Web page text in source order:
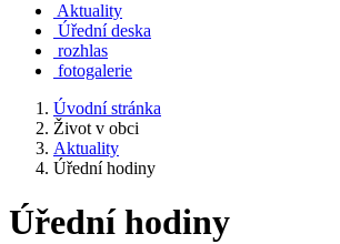
Aktuality
Úřední deska
rozhlas
fotogalerie
Úvodní stránka
Život v obci
Aktuality
Úřední hodiny
Úřední hodiny